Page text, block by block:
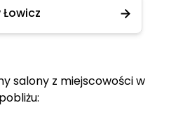
salony z miejscowości w
pobliżu: